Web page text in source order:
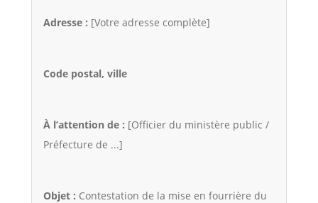
Adresse : [Votre adresse complète]
Code postal, ville
À l’attention de : [Officier du ministère public /
Préfecture de ...]
Objet : Contestation de la mise en fourrière du